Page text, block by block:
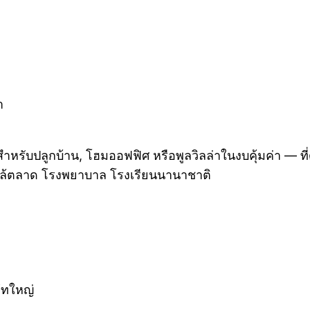
ำหรับปลูกบ้าน, โฮมออฟฟิศ หรือพูลวิลล่าในงบคุ้มค่า —
ตลาด โรงพยาบาล โรงเรียนนานาชาติ
ทใหญ่